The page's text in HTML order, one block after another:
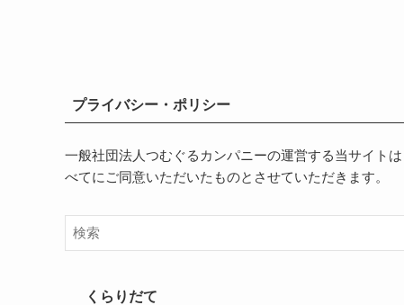
プライバシー・ポリシー
一般社団法人つむぐるカンパニーの運営する当サイトは
べてにご同意いただいたものとさせていただきます。
くらりだて